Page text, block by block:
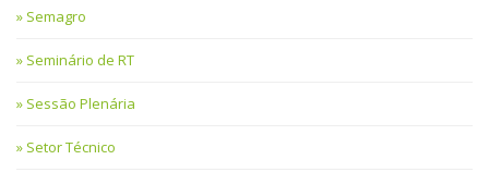
Semagro
Seminário de RT
Sessão Plenária
Setor Técnico